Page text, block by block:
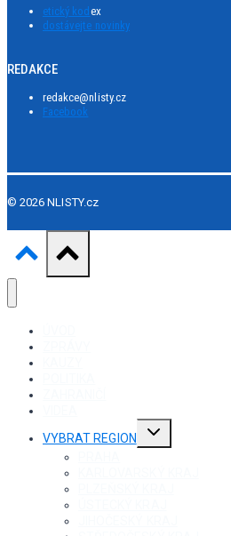
etický kod ex
dostávejte novinky
REDAKCE
redakce@nlisty.cz
Facebook
© 2026 NLISTY.cz
VYBRAT REGION
Toggle
child